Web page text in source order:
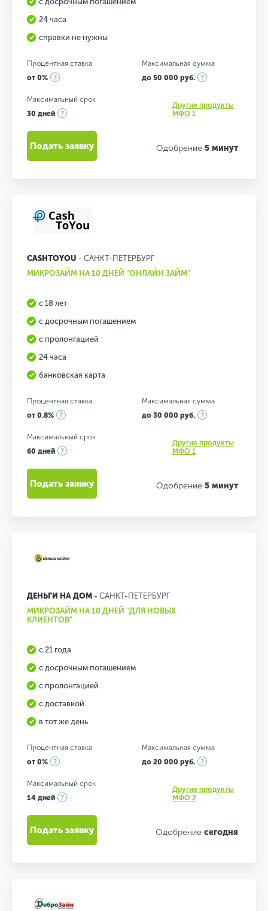
24 часа
справки не нужны
Процентная ставка
от 0%
Максимальная сумма
до 50 000 руб.
Максимальный срок
30 дней
Другие продукты
МФО 1
Одобрение 5 минут
Подать заявку
CASHTOYOU - САНКТ-ПЕТЕРБУРГ
МИКРОЗАЙМ НА 10 ДНЕЙ "ОНЛАЙН ЗАЙМ"
с 18 лет
с досрочным погашением
с пролонгацией
24 часа
банковская карта
Процентная ставка
от 0.8%
Максимальная сумма
до 30 000 руб.
Максимальный срок
60 дней
Другие продукты
МФО 1
Одобрение 5 минут
Подать заявку
ДЕНЬГИ НА ДОМ - САНКТ-ПЕТЕРБУРГ
МИКРОЗАЙМ НА 10 ДНЕЙ "ДЛЯ НОВЫХ
КЛИЕНТОВ"
с 21 года
с досрочным погашением
с пролонгацией
с доставкой
в тот же день
Процентная ставка
от 0%
Максимальная сумма
до 20 000 руб.
Максимальный срок
14 дней
Другие продукты
МФО 2
Одобрение сегодня
Подать заявку